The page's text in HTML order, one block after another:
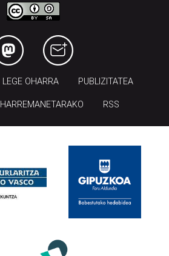
LEGE OHARRA PUBLIZITATEA
HARREMANETARAKO RSS